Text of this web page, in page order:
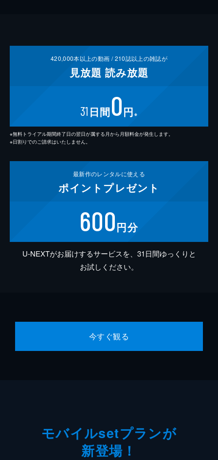
420,000本以上の動画 /210誌以上の雑誌が
見放題 読み放題
31 日間0円 ※
※無料トライアル期間終了日の翌日が属する月から月額料金が発生します。
※日割りでのご請求はいたしません。
最新作のレンタルに使える
ポイント プレゼント
600円分
U-NEXTがお届けするサービスを、31日間ゆっくりと
お試しください。
今すぐ観る
モバイルsetプランが
新登場！